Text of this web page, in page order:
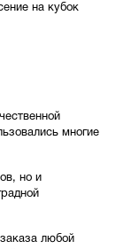
на кубок
многие
но и
любой